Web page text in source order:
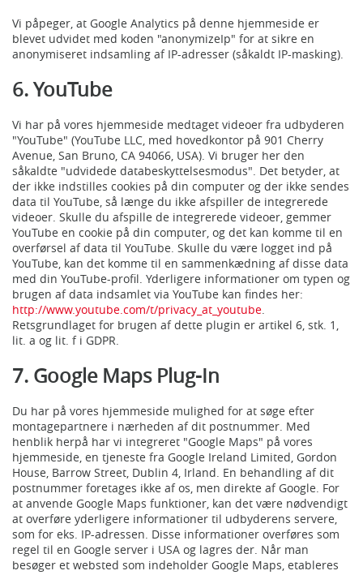
Vi påpeger, at Google Analytics på denne hjemmeside er
blevet udvidet med koden "anonymizeIp" for at sikre en
anonymiseret indsamling af IP-adresser (såkaldt IP-masking).
6. YouTube
Vi har på vores hjemmeside medtaget videoer fra udbyderen
"YouTube" (YouTube LLC, med hovedkontor på 901 Cherry
Avenue, San Bruno, CA 94066, USA). Vi bruger her den
såkaldte "udvidede databeskyttelsesmodus". Det betyder, at
der ikke indstilles cookies på din computer og der ikke sendes
data til YouTube, så længe du ikke afspiller de integrerede
videoer. Skulle du afspille de integrerede videoer, gemmer
YouTube en cookie på din computer, og det kan komme til en
overførsel af data til YouTube. Skulle du være logget ind på
YouTube, kan det komme til en sammenkædning af disse data
med din YouTube-profil. Yderligere informationer om typen og
brugen af data indsamlet via YouTube kan findes her:
http://www.youtube.com/t/privacy_at_youtube.
Retsgrundlaget for brugen af dette plugin er artikel 6, stk. 1,
lit. a og lit. f i GDPR.
7. Google Maps Plug-In
Du har på vores hjemmeside mulighed for at søge efter
montagepartnere i nærheden af dit postnummer. Med
henblik herpå har vi integreret "Google Maps" på vores
hjemmeside, en tjeneste fra Google Ireland Limited, Gordon
House, Barrow Street, Dublin 4, Irland. En behandling af dit
postnummer foretages ikke af os, men direkte af Google. For
at anvende Google Maps funktioner, kan det være nødvendigt
at overføre yderligere informationer til udbyderens servere,
som for eks. IP-adressen. Disse informationer overføres som
regel til en Google server i USA og lagres der. Når man
besøger et websted som indeholder Google Maps, etableres